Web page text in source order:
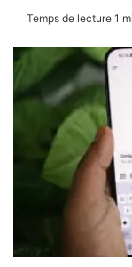
Temps de lecture 1